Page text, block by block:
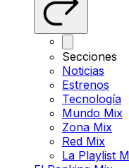
Secciones
Noticias
Estrenos
Tecnología
Mundo Mix
Zona Mix
Red Mix
La Playlist